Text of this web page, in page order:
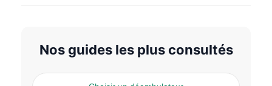
Nos guides les plus consultés